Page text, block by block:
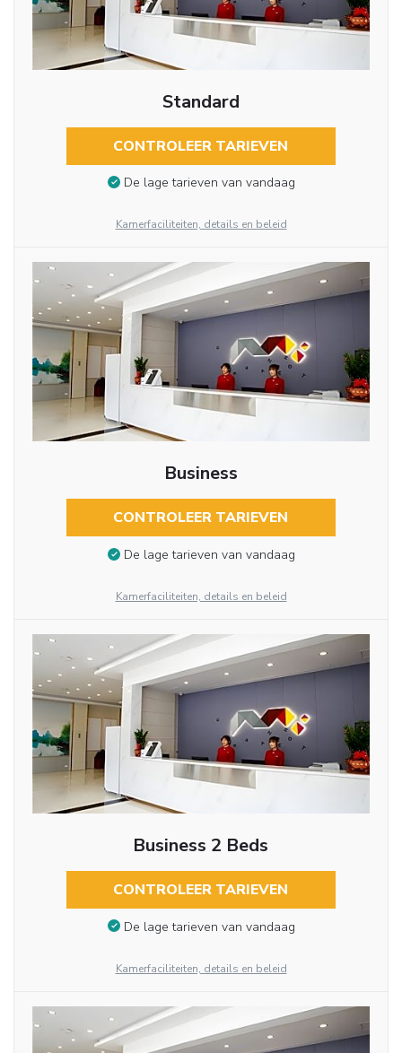
Standard
CONTROLEER TARIEVEN
De lage tarieven van vandaag
Kamerfaciliteiten, details en beleid
Business
CONTROLEER TARIEVEN
De lage tarieven van vandaag
Kamerfaciliteiten, details en beleid
Business 2 Beds
CONTROLEER TARIEVEN
De lage tarieven van vandaag
Kamerfaciliteiten, details en beleid